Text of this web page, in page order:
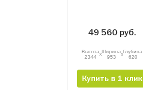
49 560 руб.
Высота
2344
xШирина
953
xГлубина
620
Купить в 1 клик